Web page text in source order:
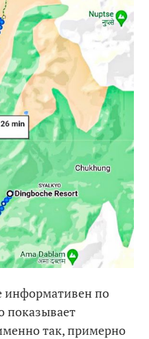
информативен по
показывает
так, примерно